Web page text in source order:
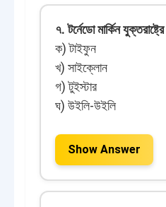
৭. টর্নেডো মার্কিন
ক) টাইফুন
খ) সাইক্লোন
গ) টুইস্টার
ঘ) উইলি-উইলি
Show Answer